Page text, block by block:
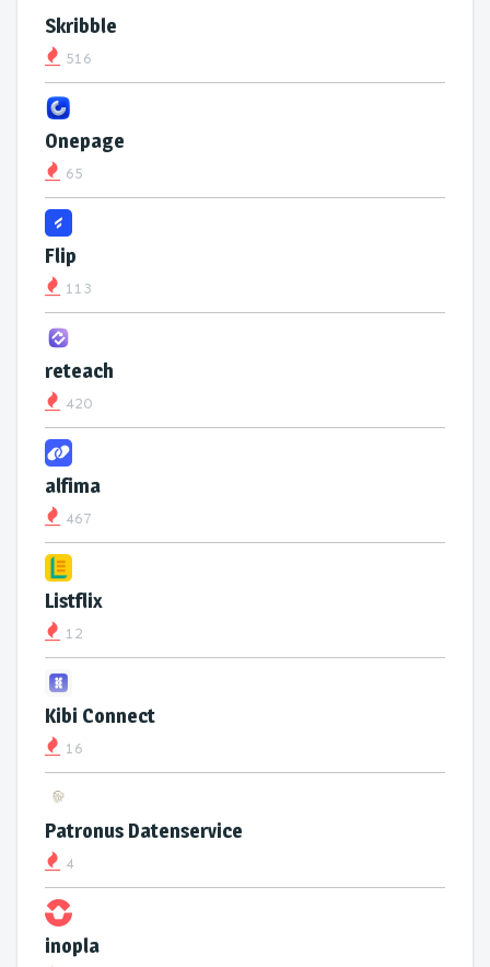
Skribble
516
Onepage
65
Flip
113
reteach
420
alfima
467
Listflix
12
Kibi Connect
16
Patronus Datenservice
4
inopla